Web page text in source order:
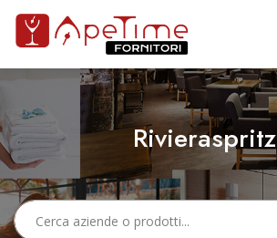
Rivieraspritz